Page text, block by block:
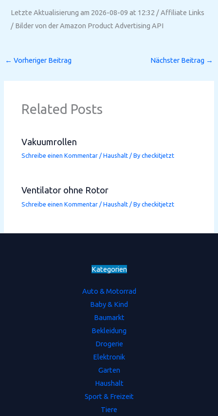
Letzte Aktualisierung am 2026-08-09 at 12:32 / Affiliate Links
/ Bilder von der Amazon Product Advertising API
← Vorheriger Beitrag Nächster Beitrag →
Related Posts
Vakuumrollen
Schreibe einen Kommentar /Haushalt / Bycheckitjetzt
Ventilator ohne Rotor
Schreibe einen Kommentar /Haushalt / Bycheckitjetzt
Kategorien
Auto & Motorrad
Baby & Kind
Baumarkt
Bekleidung
Drogerie
Elektronik
Garten
Haushalt
Sport & Freizeit
Tiere